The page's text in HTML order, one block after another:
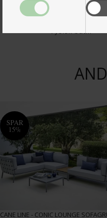
Fysisk butik
SPAR
15%
CANE LINE - CONIC LOUNGE